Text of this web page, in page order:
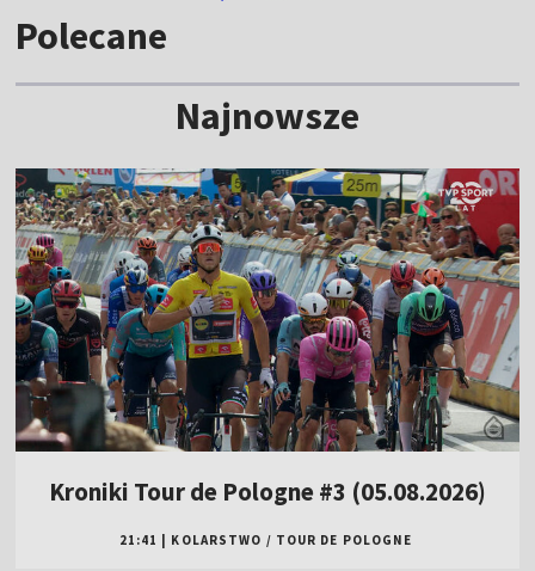
Polecane
Najnowsze
Kroniki Tour de Pologne #3 (05.08.2026)
21:41 KOLARSTWO / TOUR DE POLOGNE